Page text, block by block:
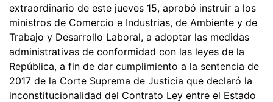
extraordinario de este jueves 15, aprobó instruir a los
ministros de Comercio e Industrias, de Ambiente y de
Trabajo y Desarrollo Laboral, a adoptar las medidas
administrativas de conformidad con las leyes de la
República, a fin de dar cumplimiento a la sentencia de
2017 de la Corte Suprema de Justicia que declaró la
inconstitucionalidad del Contrato Ley entre el Estado